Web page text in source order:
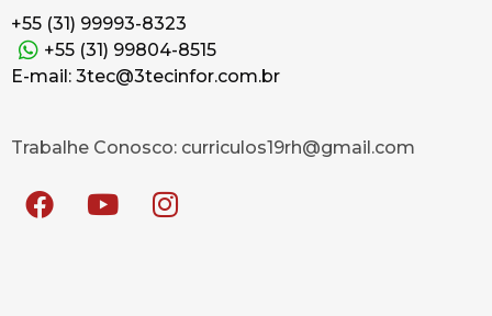
+55 (31) 99993-8323
+55 (31) 99804-8515
E-mail: 3tec@3tecinfor.com.br
Trabalhe Conosco: curriculos19rh@gmail.com